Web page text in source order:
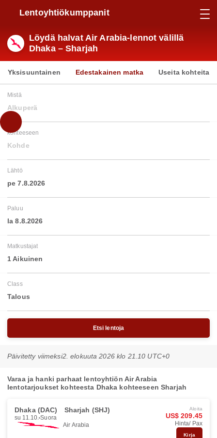
Lentoyhtiökumppanit
Löydä halvat Air Arabia-lennot välillä
Dhaka – Sharjah
Yksisuuntainen Edestakainen matka Useita kohteita
Mistä
Alkuperä
kohteeseen
Kohde
Lähtö
pe 7.8.2026
Paluu
la 8.8.2026
Matkustajat
1 Aikuinen
Class
Talous
Etsi lentoja
Päivitetty viimeksi2. elokuuta 2026 klo 21.10 UTC+0
Varaa ja hanki parhaat lentoyhtiön Air Arabia
lentotarjoukset kohteesta Dhaka kohteeseen Sharjah
Dhaka (DAC) Sharjah (SHJ)
su 11.10. Suora
Air Arabia
Aloita
US$ 209.45
Hinta/ Pax
Kirja